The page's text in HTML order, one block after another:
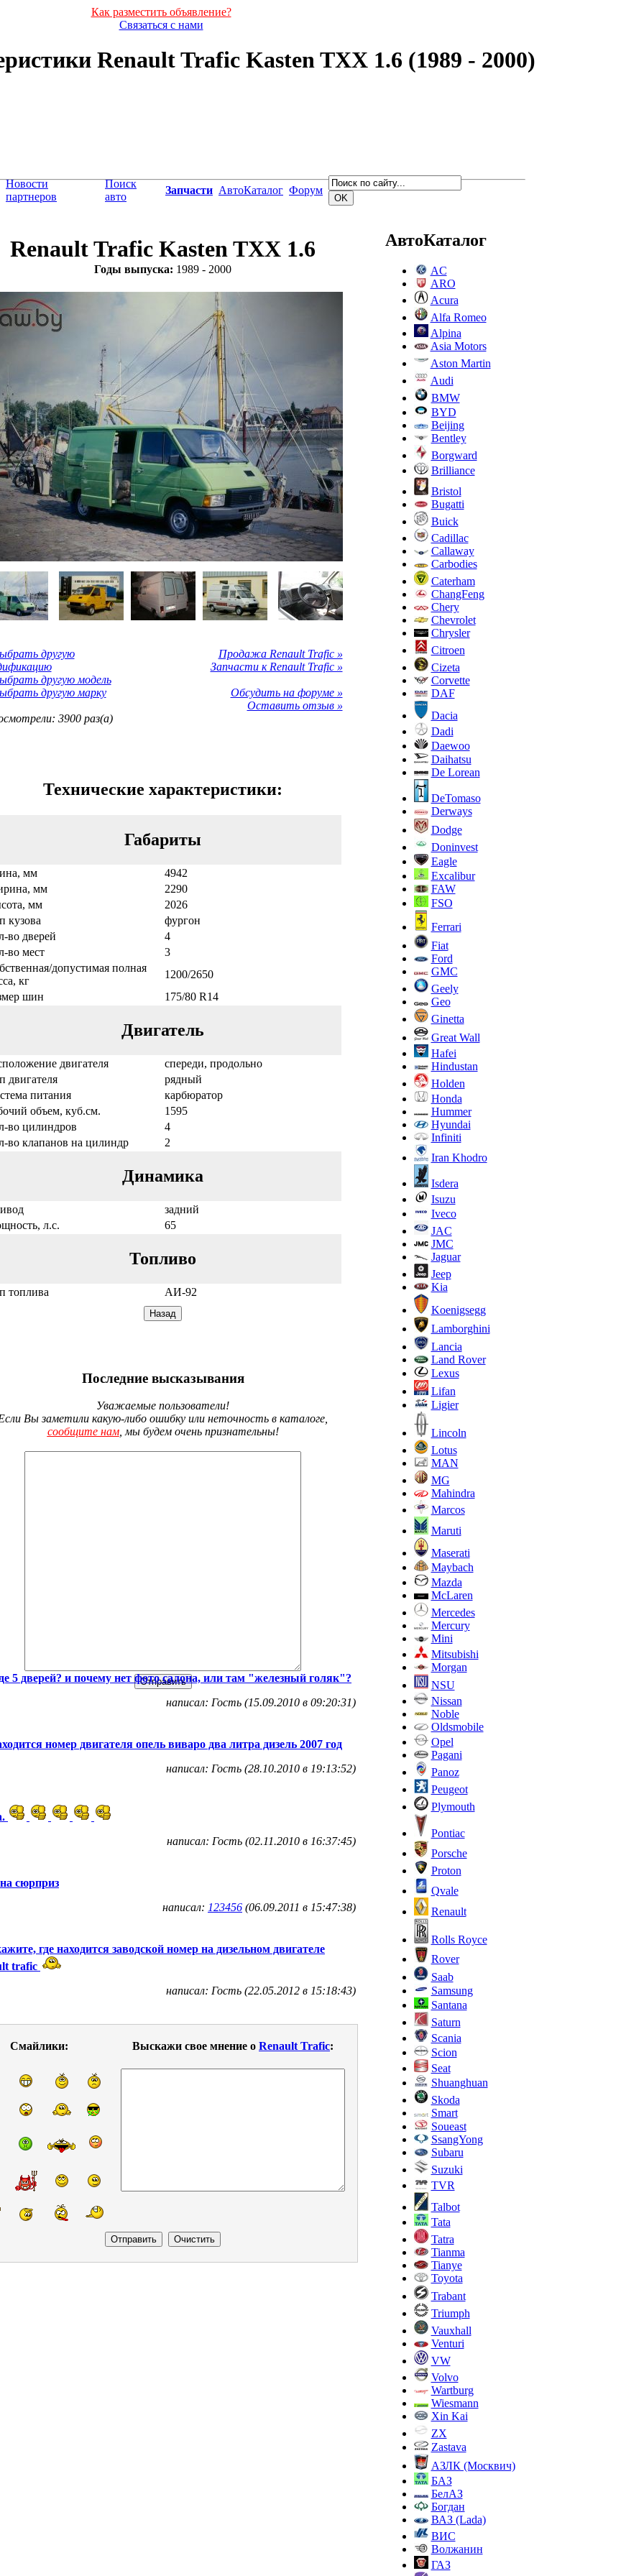
Как разместить объявление?
Связаться с нами
Renault Trafic Kasten TXX 1.6 (1989 - 2000)
Новости
партнеров
Поиск
авто
Запчасти АвтоКаталог Форум
Renault Trafic Kasten TXX 1.6
Годы выпуска: 1989 - 2000
другую
другую модель
другую марку
3900 раз(а)
Продажа Renault Trafic »
Запчасти к Renault Trafic »
Обсудить на форуме »
Оставить отзыв »
Технические характеристики:
Габариты
мм
4942
мм
2290
мм
2026
кузова
фургон
во дверей
4
во мест
3
допустимая полная
кг
1200/2650
шин
175/80 R14
Двигатель
двигателя
спереди, продольно
двигателя
рядный
питания
карбюратор
объем, куб.см.
1595
во цилиндров
4
во клапанов на цилиндр
2
Динамика
задний
л.с.
65
Топливо
топлива АИ-92
Последние высказывания
Уважаемые пользователи!
Вы заметили какую-либо ошибку или неточность в каталоге,
сообщите нам, мы будем очень признательны!
5 дверей? и почему нет фото салона, или там "железный голяк"?
написал: Гость (15.09.2010 в 09:20:31)
номер двигателя опель виваро два литра дизель 2007 год
написал: Гость (28.10.2010 в 19:13:52)
написал: Гость (02.11.2010 в 16:37:45)
сюрприз
написал: 123456 (06.09.2011 в 15:47:38)
где находится заводской номер на дизельном двигателе
trafic
написал: Гость (22.05.2012 в 15:18:43)
Смайлики: Выскажи свое мнение о Renault Trafic:
АвтоКаталог
AC
ARO
Acura
Alfa Romeo
Alpina
Asia Motors
Aston Martin
Audi
BMW
BYD
Beijing
Bentley
Borgward
Brilliance
Bristol
Bugatti
Buick
Cadillac
Callaway
Carbodies
Caterham
ChangFeng
Chery
Chevrolet
Chrysler
Citroen
Cizeta
Corvette
DAF
Dacia
Dadi
Daewoo
Daihatsu
De Lorean
DeTomaso
Derways
Dodge
Doninvest
Eagle
Excalibur
FAW
FSO
Ferrari
Fiat
Ford
GMC
Geely
Geo
Ginetta
Great Wall
Hafei
Hindustan
Holden
Honda
Hummer
Hyundai
Infiniti
Iran Khodro
Isdera
Isuzu
Iveco
JAC
JMC
Jaguar
Jeep
Kia
Koenigsegg
Lamborghini
Lancia
Land Rover
Lexus
Lifan
Ligier
Lincoln
Lotus
MAN
MG
Mahindra
Marcos
Maruti
Maserati
Maybach
Mazda
McLaren
Mercedes
Mercury
Mini
Mitsubishi
Morgan
NSU
Nissan
Noble
Oldsmobile
Opel
Pagani
Panoz
Peugeot
Plymouth
Pontiac
Porsche
Proton
Qvale
Renault
Rolls Royce
Rover
Saab
Samsung
Santana
Saturn
Scania
Scion
Seat
Shuanghuan
Skoda
Smart
Soueast
SsangYong
Subaru
Suzuki
TVR
Talbot
Tata
Tatra
Tianma
Tianye
Toyota
Trabant
Triumph
Vauxhall
Venturi
VW
Volvo
Wartburg
Wiesmann
Xin Kai
ZX
Zastava
АЗЛК (Москвич)
БАЗ
БелАЗ
Богдан
ВАЗ (Lada)
ВИС
Волжанин
ГАЗ